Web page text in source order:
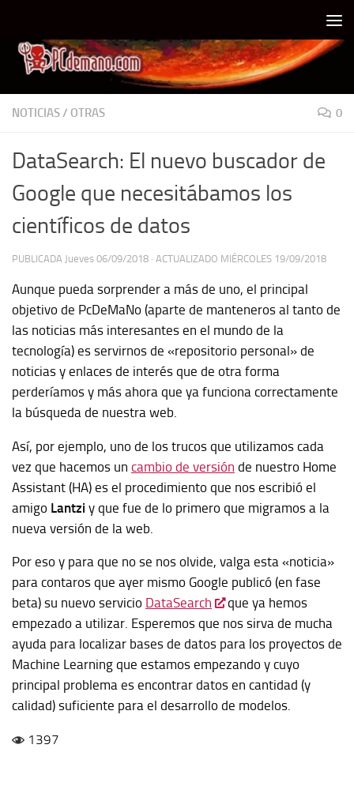
NOTICIAS/ OTRAS 0
DataSearch: El nuevo buscador de
Google que necesitábamos los
científicos de datos
PUBLICADA Jueves 06/09/2018 · ACTUALIZADO MIÉRCOLES 19/09/2018
Aunque pueda sorprender a más de uno, el principal
objetivo de PcDeMaNo (aparte de manteneros al tanto de
las noticias más interesantes en el mundo de la
tecnología) es servirnos de «repositorio personal» de
noticias y enlaces de interés que de otra forma
perderíamos y más ahora que ya funciona correctamente
la búsqueda de nuestra web.
Así, por ejemplo, uno de los trucos que utilizamos cada
vez que hacemos un cambio de versión de nuestro Home
Assistant (HA) es el procedimiento que nos escribió el
amigo Lantzi y que fue de lo primero que migramos a la
nueva versión de la web.
Por eso y para que no se nos olvide, valga esta «noticia»
para contaros que ayer mismo Google publicó (en fase
beta) su nuevo servicio DataSearch
que ya hemos
empezado a utilizar. Esperemos que nos sirva de mucha
ayuda para localizar bases de datos para los proyectos de
Machine Learning que estamos empezando y cuyo
principal problema es encontrar datos en cantidad (y
calidad) suficiente para el desarrollo de modelos.
1397